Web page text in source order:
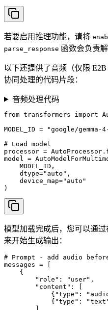
若要启用推理功能，请将
parse_response 函数会负责
以下还提供了音频（仅限
协同处理的代码片段：
音频处理代码
from transformers import
MODEL_ID = "google/
# Load model
processor =
model =
    MODEL_ID,
    dtype="auto",
    device_map="auto"
)
模型加载完成后，您可以通
来开始生成输出：
# Prompt - add audio
messages = [
    {
        "role": "user",
        "content": [
{"type":
{"type":